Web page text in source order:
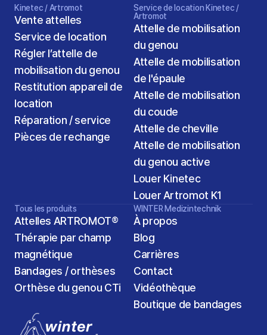
Kinetec / Artromot
Vente attelles
Service de location
Régler l’attelle de
mobilisation du genou
Restitution appareil de
location
Réparation / service
Pièces de rechange
Service de location Kinetec /
Artromot
Attelle de mobilisation
du genou
Attelle de mobilisation
de l'épaule
Attelle de mobilisation
du coude
Attelle de cheville
Attelle de mobilisation
du genou active
Louer Kinetec
Louer Artromot K1
Tous les produits
Attelles ARTROMOT®
Thérapie par champ
magnétique
Bandages / orthèses
Orthèse du genou CTi
WINTER Medizintechnik
À propos
Blog
Carrières
Contact
Vidéothèque
Boutique de bandages